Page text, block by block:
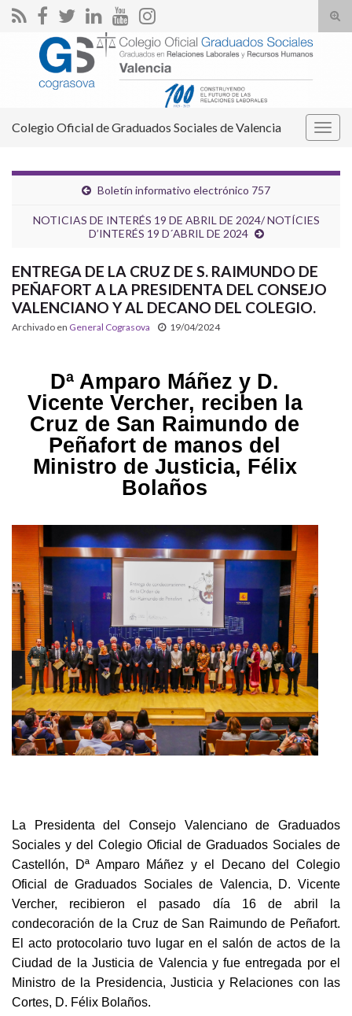
el
Search for:
Colegio Oficial de Graduados Sociales de Valencia
Boletín informativo electrónico 757
NOTICIAS DE INTERÉS 19 DE ABRIL DE 2024/ NOTÍCIES
D’INTERÉS 19 D´ABRIL DE 2024
ENTREGA DE LA CRUZ DE S. RAIMUNDO DE
PEÑAFORT A LA PRESIDENTA DEL CONSEJO
VALENCIANO Y AL DECANO DEL COLEGIO.
Archivado en General Cograsova 19/04/2024
Dª Amparo Máñez y D.
Vicente Vercher, reciben la
Cruz de San Raimundo de
Peñafort de manos del
Ministro de Justicia, Félix
Bolaños
La Presidenta del Consejo Valenciano de Graduados
Sociales y del Colegio Oficial de Graduados Sociales de
Castellón, Dª Amparo Máñez y el Decano del Colegio
Oficial de Graduados Sociales de Valencia, D. Vicente
Vercher, recibieron el pasado día 16 de abril la
condecoración de la Cruz de San Raimundo de Peñafort.
El acto protocolario tuvo lugar en el salón de actos de la
Ciudad de la Justicia de Valencia y fue entregada por el
Ministro de la Presidencia, Justicia y Relaciones con las
Cortes, D. Félix Bolaños.